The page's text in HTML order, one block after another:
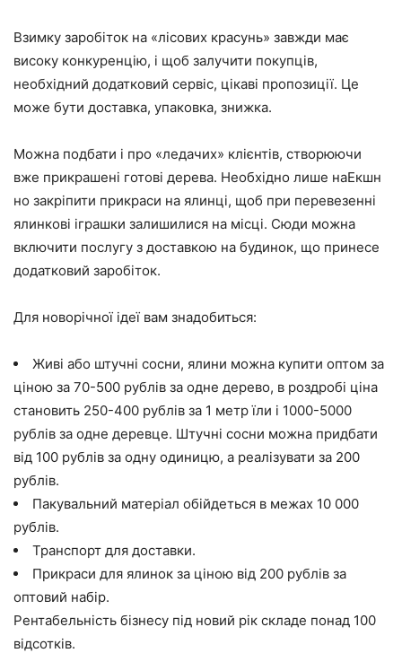
Взимку заробіток на «лісових красунь» завжди має
високу конкуренцію, і щоб залучити покупців,
необхідний додатковий сервіс, цікаві пропозиції. Це
може бути доставка, упаковка, знижка.
Можна подбати і про «ледачих» клієнтів, створюючи
вже прикрашені готові дерева. Необхідно лише наЕкшн
но закріпити прикраси на ялинці, щоб при перевезенні
ялинкові іграшки залишилися на місці. Сюди можна
включити послугу з доставкою на будинок, що принесе
додатковий заробіток.
Для новорічної ідеї вам знадобиться:
Живі або штучні сосни, ялини можна купити оптом за
ціною за 70-500 рублів за одне дерево, в роздробі ціна
становить 250-400 рублів за 1 метр їли і 1000-5000
рублів за одне деревце. Штучні сосни можна придбати
від 100 рублів за одну одиницю, а реалізувати за 200
рублів.
Пакувальний матеріал обійдеться в межах 10 000
рублів.
Транспорт для доставки.
Прикраси для ялинок за ціною від 200 рублів за
оптовий набір.
Рентабельність бізнесу під новий рік складе понад 100
відсотків.